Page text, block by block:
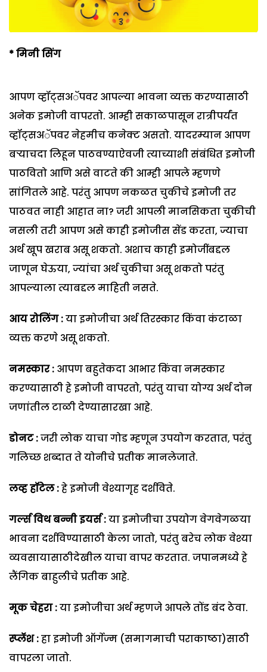
*मिनी सिंग
आपण व्हॉट्सअॅपवर आपल्या भावना व्यक्त करण्यासाठी
अनेक इमोजी वापरतो. आम्ही सकाळपासून रात्रीपर्यंत
व्हॉट्सअॅपवर नेहमीच कनेक्ट असतो. यादरम्यान आपण
बऱ्याचदा लिहून पाठवण्याऐवजी त्याच्याशी संबंधित इमोजी
पाठवितो आणि असे वाटते की आम्ही आपले म्हणणे
सांगितले आहे. परंतु आपण नकळत चुकीचे इमोजी तर
पाठवत नाही आहात ना? जरी आपली मानसिकता चुकीची
नसली तरी आपण असे काही इमोजीस सेंड करता, ज्याचा
अर्थ खूप खराब असू शकतो. अशाच काही इमोजींबद्दल
जाणून घेऊया, ज्यांचा अर्थ चुकीचा असू शकतो परंतु
आपल्याला त्याबद्दल माहिती नसते.
आय रोलिंग :या इमोजीचा अर्थ तिरस्कार किंवा कंटाळा
व्यक्त करणे असू शकतो.
नमस्कार : आपण बहुतेकदा आभार किंवा नमस्कार
करण्यासाठी हे इमोजी वापरतो, परंतु याचा योग्य अर्थ दोन
जणांतील टाळी देण्यासारखा आहे.
डोनट :जरी लोक याचा गोड म्हणून उपयोग करतात, परंतु
गलिच्छ शब्दात ते योनीचे प्रतीक मानलेजाते.
लव्ह हॉटेल :हे इमोजी वेश्यागृह दर्शविते.
गर्ल्स विथ बन्नी इयर्स :या इमोजीचा उपयोग वेगवेगळया
भावना दर्शविण्यासाठी केला जातो, परंतु बरेच लोक वेश्या
व्यवसायासाठीदेखील याचा वापर करतात. जपानमध्ये हे
लैंगिक बाहुलीचे प्रतीक आहे.
मूक चेहरा :या इमोजीचा अर्थ म्हणजे आपले तोंड बंद ठेवा.
स्प्लॅश :हा इमोजी ऑर्गेज्म (समागमाची पराकाष्ठा)साठी
वापरला जातो.